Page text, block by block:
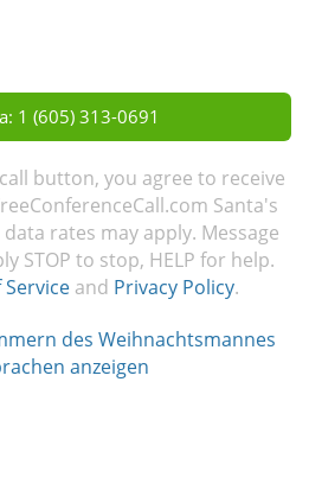
1 (605) 313-0691
button, you agree to receive
Santa's
rates may apply. Message
STOP to stop, HELP for help.
and Privacy Policy.
des Weihnachtsmannes
anzeigen